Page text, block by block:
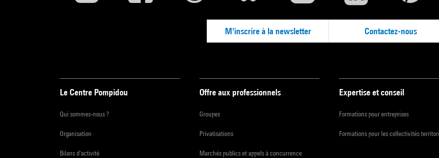
M'inscrire à la newsletter Contactez-nous
Le Centre Pompidou
Qui sommes-nous ?
Organisation
Bilans d'activité
Offre aux professionnels
Groupes
Privatisations
Marchés publics et appels à concurrence
Expertise et conseil
Formations pour entreprises
Formations pour les collectivités